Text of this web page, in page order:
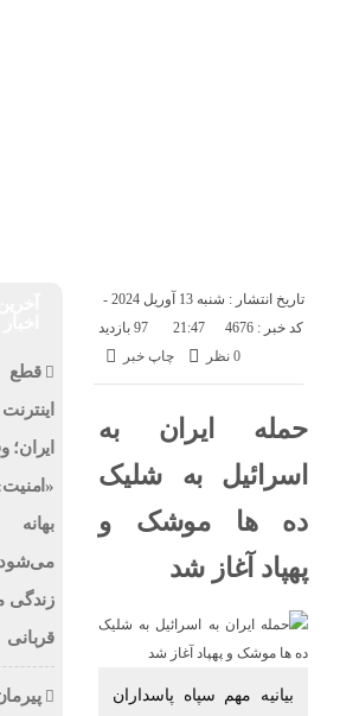
تاریخ انتشار : شنبه 13 آوریل 2024 -
21:47
97 بازدید
کد خبر : 4676
چاپ خبر
0 نظر
حمله ایران به
اسرائیل به شلیک
ده ها موشک و
پهپاد آغاز شد
بیانیه مهم سپاه پاسداران
قطع
اینترنت
ایران؛
بهانه
زندگی
قربانی